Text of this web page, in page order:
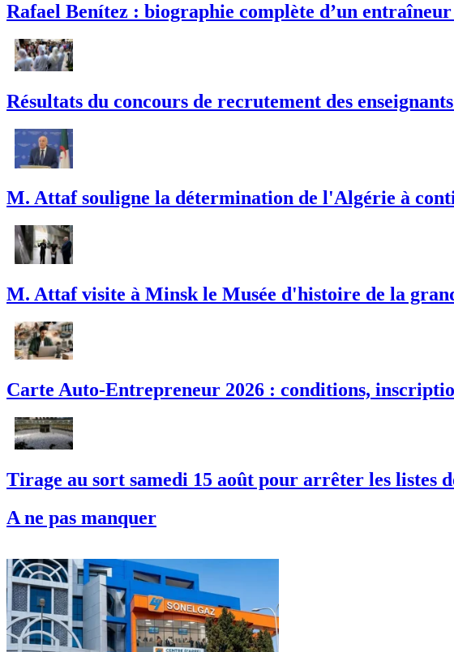
Rafael Benítez : biographie complète d’un
Résultats du concours de recrutement des
M. Attaf souligne la détermination de l'Algérie à
M. Attaf visite à Minsk le Musée d'histoire de la
Carte Auto-Entrepreneur 2026 : conditions,
Tirage au sort samedi 15 août pour arrêter les listes
A ne pas manquer